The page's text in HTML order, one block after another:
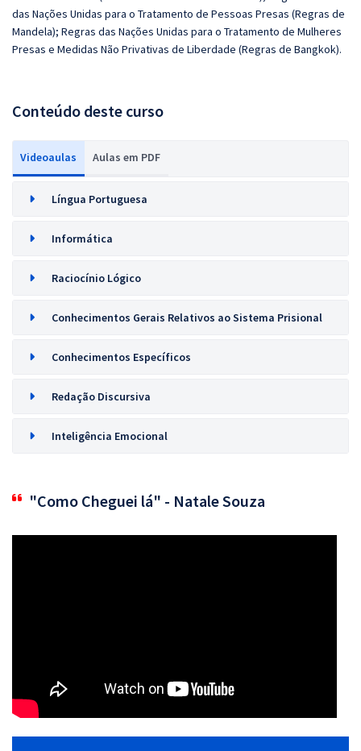
das Nações Unidas para o Tratamento de Pessoas Presas (Regras de
Mandela); Regras das Nações Unidas para o Tratamento de Mulheres
Presas e Medidas Não Privativas de Liberdade (Regras de Bangkok).
Conteúdo deste curso
Videoaulas Aulas em PDF
Língua Portuguesa
Informática
Raciocínio Lógico
Conhecimentos Gerais Relativos ao Sistema Prisional
Conhecimentos Específicos
Redação Discursiva
Inteligência Emocional
"Como Cheguei lá" - Natale Souza